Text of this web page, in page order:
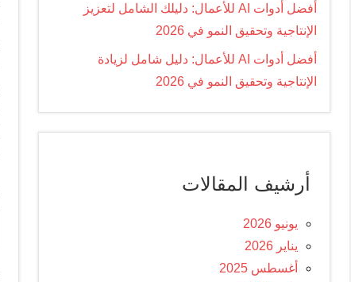
أفضل أدوات AI للأعمال: دليلك الشامل لتعزيز
الإنتاجية وتحقيق النمو في 2026
أفضل أدوات AI للأعمال: دليل شامل لزيادة
الإنتاجية وتحقيق النمو في 2026
أرشيف المقالات
يونيو 2026
يناير 2026
أغسطس 2025